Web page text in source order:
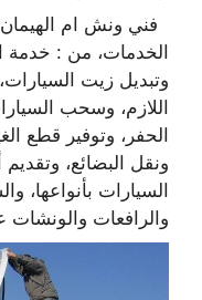
فني ونش ام
الخدمات، من : خدمة
وتبديل زيت
اللازم، وسحب
الحفر، وتوفير قطع
ونقل البضائع،
السيارات بأنواعها،
والرافعات والونشات